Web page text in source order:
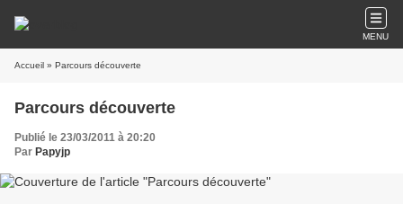
MENU
Accueil » Parcours découverte
Parcours découverte
Publié le 23/03/2011 à 20:20
Par Papyjp